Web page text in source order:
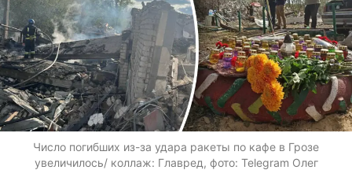
Число погибших из-за удара ракеты по кафе в Грозе
увеличилось/ коллаж: Главред, фото: Telegram Олег